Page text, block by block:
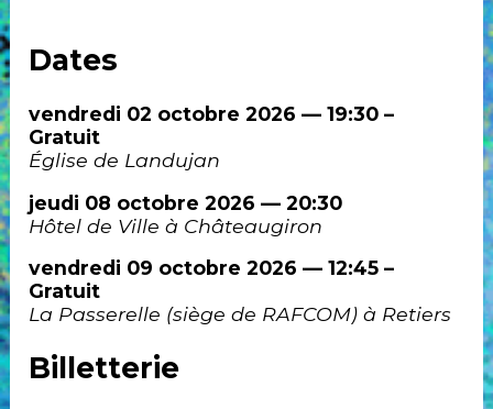
Dates
vendredi 02 octobre 2026 — 19:30 –
Gratuit
Église de Landujan
jeudi 08 octobre 2026 — 20:30
Hôtel de Ville à Châteaugiron
vendredi 09 octobre 2026 — 12:45 –
Gratuit
La Passerelle (siège de RAFCOM) à Retiers
Billetterie